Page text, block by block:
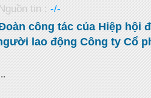
Nguồn tin : -/-
công tác của Hiệp hội
lao động Công ty Cổ